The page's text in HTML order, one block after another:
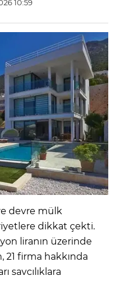
10:59
devre mülk
dikkat çekti.
liranın üzerinde
21 firma hakkında
savcılıklara